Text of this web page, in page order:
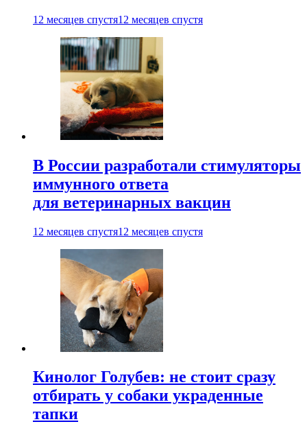
12 месяцев спустя12 месяцев спустя
В России разработали стимуляторы
иммунного ответа
для ветеринарных вакцин
12 месяцев спустя12 месяцев спустя
Кинолог Голубев: не стоит сразу
отбирать у собаки украденные
тапки